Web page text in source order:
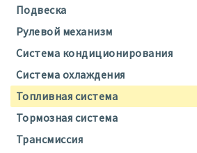
Подвеска
Рулевой механизм
Система кондиционирования
Система охлаждения
Топливная система
Тормозная система
Трансмиссия